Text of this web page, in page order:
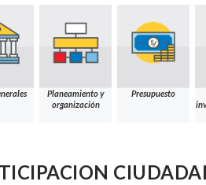
Planeamiento y
organización
Presupuesto